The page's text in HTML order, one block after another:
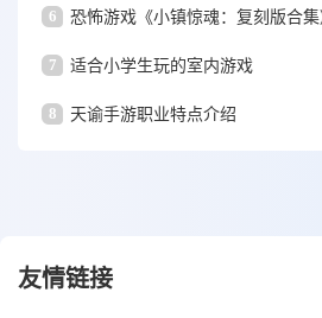
6
7 适合小学生玩的室内游戏
8 天谕手游职业特点介绍
友情链接